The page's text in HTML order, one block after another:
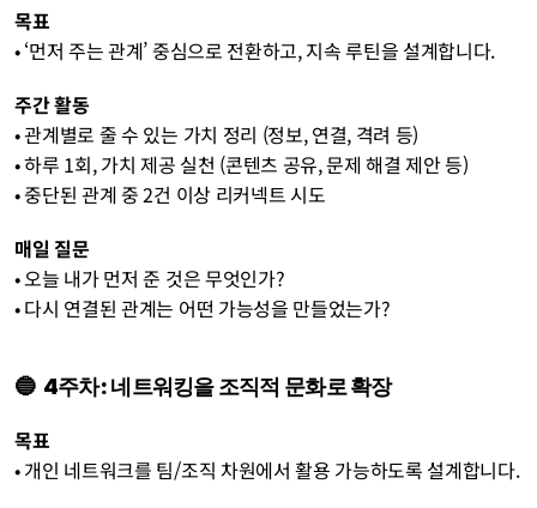
목표
• ‘먼저 주는 관계’ 중심으로 전환하고, 지속 루틴을 설계합니다.
주간 활동
• 관계별로 줄 수 있는 가치 정리 (정보, 연결, 격려 등)
• 하루 1회, 가치 제공 실천 (콘텐츠 공유, 문제 해결 제안 등)
• 중단된 관계 중 2건 이상 리커넥트 시도
매일 질문
• 오늘 내가 먼저 준 것은 무엇인가?
• 다시 연결된 관계는 어떤 가능성을 만들었는가?
🔵  4주차: 네트워킹을 조직적 문화로 확장
목표
• 개인 네트워크를 팀/조직 차원에서 활용 가능하도록 설계합니다.